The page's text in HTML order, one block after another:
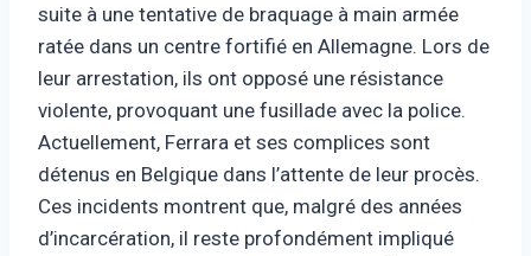
suite à une tentative de braquage à main armée
ratée dans un centre fortifié en Allemagne. Lors de
leur arrestation, ils ont opposé une résistance
violente, provoquant une fusillade avec la police.
Actuellement, Ferrara et ses complices sont
détenus en Belgique dans l’attente de leur procès.
Ces incidents montrent que, malgré des années
d’incarcération, il reste profondément impliqué